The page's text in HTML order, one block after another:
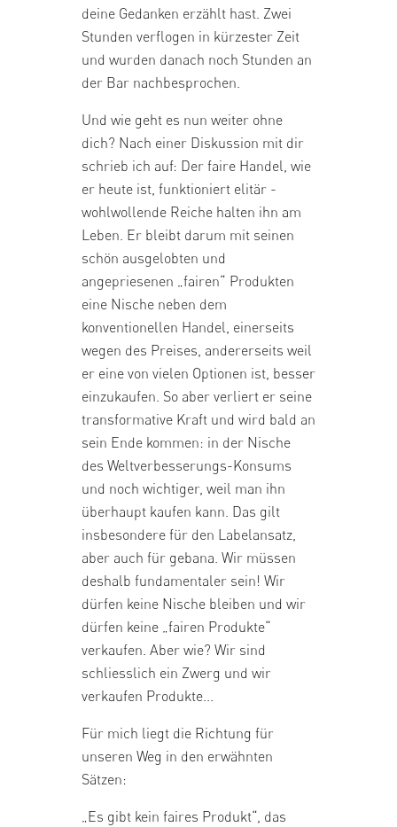
deine Gedanken erzählt hast. Zwei
Stunden verflogen in kürzester Zeit
und wurden danach noch Stunden an
der Bar nachbesprochen.
Und wie geht es nun weiter ohne
dich? Nach einer Diskussion mit dir
schrieb ich auf: Der faire Handel, wie
er heute ist, funktioniert elitär -
wohlwollende Reiche halten ihn am
Leben. Er bleibt darum mit seinen
schön ausgelobten und
angepriesenen „fairen“ Produkten
eine Nische neben dem
konventionellen Handel, einerseits
wegen des Preises, andererseits weil
er eine von vielen Optionen ist, besser
einzukaufen. So aber verliert er seine
transformative Kraft und wird bald an
sein Ende kommen: in der Nische
des Weltverbesserungs-Konsums
und noch wichtiger, weil man ihn
überhaupt kaufen kann. Das gilt
insbesondere für den Labelansatz,
aber auch für gebana. Wir müssen
deshalb fundamentaler sein! Wir
dürfen keine Nische bleiben und wir
dürfen keine „fairen Produkte“
verkaufen. Aber wie? Wir sind
schliesslich ein Zwerg und wir
verkaufen Produkte...
Für mich liegt die Richtung für
unseren Weg in den erwähnten
Sätzen:
„Es gibt kein faires Produkt“, das